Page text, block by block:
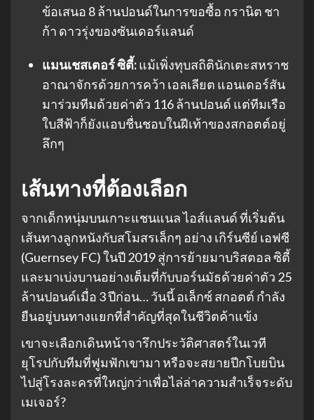
ข้อเสนอ 8 ล้านปอนด์ในการขอซื้อ กรานิต ชา
ก้า ดาวรุ่งของซันเดอร์แลนด์
แมนเชสเตอร์ ซิตี้:แม้เพิ่งทุบสถิตินักเตะสหราช
อาณาจักรด้วยการคว้า เอลเลียต แอนเดอร์สัน
มาร่วมทีมด้วยค่าตัว 116 ล้านปอนด์ แต่ทีมเรือ
ใบสีฟ้าก็ยังแอบชื่นชอบในฝีเท้าของสกอตต์อยู่
ลึกๆ
เส้นทางที่ต้องเลือก
จากเด็กหนุ่มบนเกาะแชนแนล ไอส์แลนด์ ที่เริ่มต้น
เส้นทางลูกหนังกับสโมสรเล็กๆ อย่าง เกิร์นซีย์ เอฟซี
(Guernsey FC) ในปี 2019 สู่การย้ายมาบริสตอล ซิตี้
และมาเบ่งบานอย่างเต็มที่กับบอร์นมัธด้วยค่าตัว 25
ล้านปอนด์เมื่อ 3 ปีก่อน… วันนี้ อเล็กซ์ สกอตต์ กำลัง
ยืนอยู่บนทางแยกที่สำคัญที่สุดในชีวิตค้าแข้ง
เขาจะเลือกเดินหน้าจารึกประวัติศาสตร์ในเวที
ยุโรปกับทีมที่ฟูมฟักเขามา หรือจะสยายปีกโบยบิน
ไปสู่โรงละครที่ใหญ่กว่าเพื่อไล่ล่าความสำเร็จระดับ
เมเจอร์?